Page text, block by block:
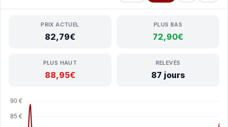
PRIX ACTUEL
82,79€
PLUS BAS
72,90€
PLUS HAUT
88,95€
RELEVÉS
87 jours